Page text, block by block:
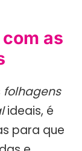
as
folhagens
ideais, é
para que